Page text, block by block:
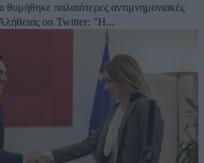
θυμήθηκε παλαιότερες αντιμνημονιακές
Ομάδα Αλήθειας on Twitter: "Η...